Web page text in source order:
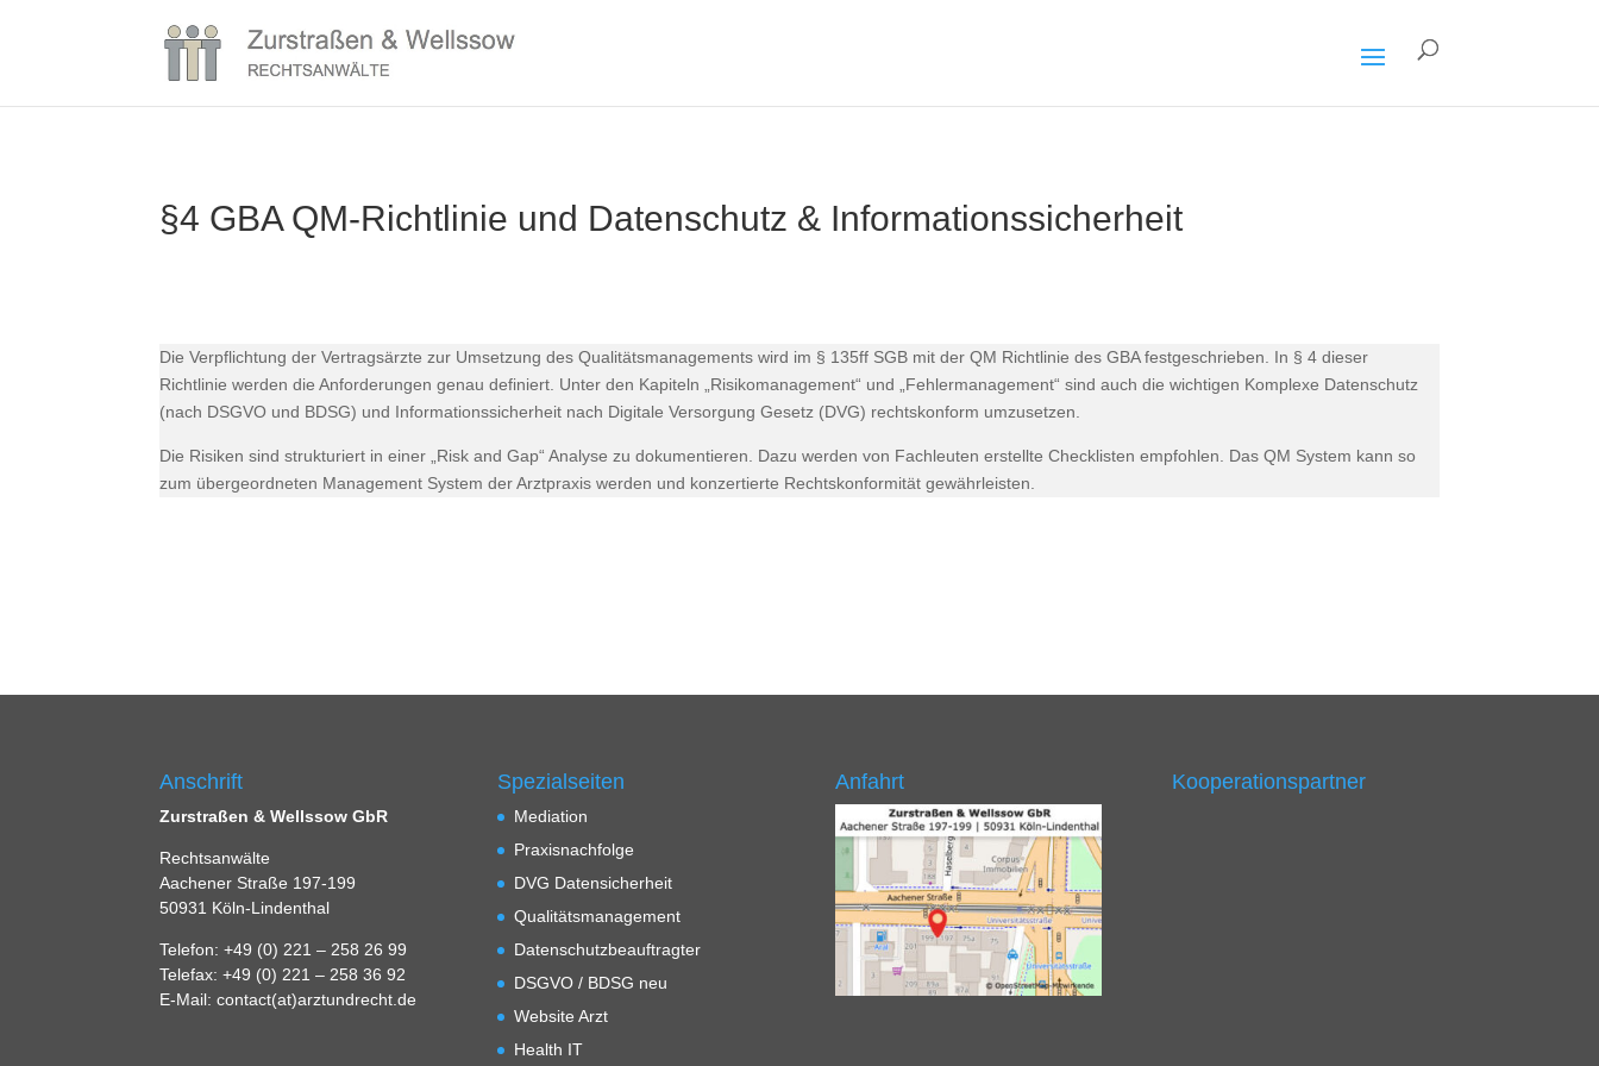
§4 GBA QM-Richtlinie und Datenschutz & Informationssicherheit
Die Verpflichtung der Vertragsärzte zur Umsetzung des Qualitätsmanagements wird im § 135ff SGB mit der QM Richtlinie des GBA festgeschrieben. In § 4 dieser
Richtlinie werden die Anforderungen genau definiert. Unter den Kapiteln „Risikomanagement“ und „Fehlermanagement“ sind auch die wichtigen Komplexe Datenschutz
(nach DSGVO und BDSG) und Informationssicherheit nach Digitale Versorgung Gesetz (DVG) rechtskonform umzusetzen.
Die Risiken sind strukturiert in einer „Risk and Gap“ Analyse zu dokumentieren. Dazu werden von Fachleuten erstellte Checklisten empfohlen. Das QM System kann so
zum übergeordneten Management System der Arztpraxis werden und konzertierte Rechtskonformität gewährleisten.
Anschrift
Zurstraßen & Wellssow GbR
Rechtsanwälte
Aachener Straße 197-199
50931 Köln-Lindenthal
Telefon: +49 (0) 221 – 258 26 99
Telefax: +49 (0) 221 – 258 36 92
E-Mail: contact(at)arztundrecht.de
Spezialseiten
Mediation
Praxisnachfolge
DVG Datensicherheit
Qualitätsmanagement
Datenschutzbeauftragter
DSGVO / BDSG neu
Website Arzt
Health IT
Anfahrt Kooperationspartner